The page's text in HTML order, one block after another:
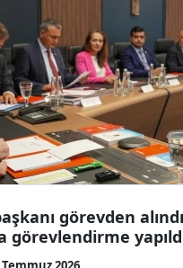
görevden
görevlendirme